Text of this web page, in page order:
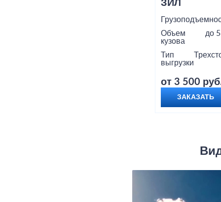
ЗИЛ
Объем
кузова
до
Тип
выгрузки
от 3 500
ЗАКАЗАТЬ